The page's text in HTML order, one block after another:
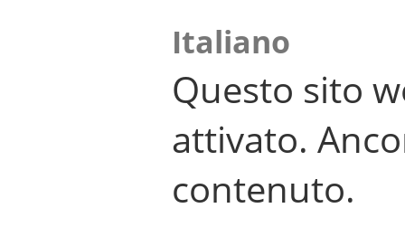
Italiano
Questo sito
attivato.
contenuto.